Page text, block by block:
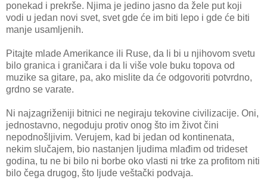
ponekad i prekrše. Njima je jedino jasno da žele put koji
vodi u jedan novi svet, svet gde će im biti lepo i gde će biti
manje usamljenih.
Pitajte mlade Amerikance ili Ruse, da li bi u njihovom svetu
bilo granica i graničara i da li više vole buku topova od
muzike sa gitare, pa, ako mislite da će odgovoriti potvrdno,
grdno se varate.
Ni najzagriženiji bitnici ne negiraju tekovine civilizacije. Oni,
jednostavno, negoduju protiv onog što im život čini
nepodnošljivim. Verujem, kad bi jedan od kontinenata,
nekim slučajem, bio nastanjen ljudima mlađim od trideset
godina, tu ne bi bilo ni borbe oko vlasti ni trke za profitom niti
bilo čega drugog, što ljude veštački podvaja.